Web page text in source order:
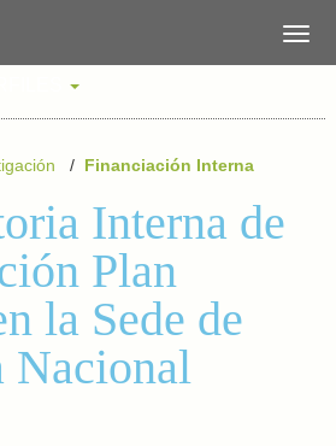
/ Financiación Interna
Interna de
Plan
la Sede de
Nacional